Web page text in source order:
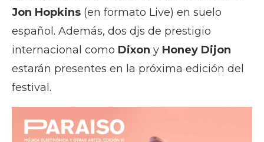
Jon Hopkins (en formato Live) en suelo
español. Además, dos djs de prestigio
internacional como Dixon y Honey Dijon
estarán presentes en la próxima edición del
festival.